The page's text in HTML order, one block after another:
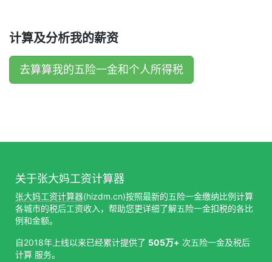
计算及分析我的薪资
去算算我的五险一金和个人所得税
关于张大妈工资计算器
张大妈工资计算器(hizdm.cn)按照最新的五险一金缴纳比例计算
各城市的税后工资收入，帮助您更详细了解五险一金扣税的各比
例和金额。
自2018年上线以来已经累计提供了 505万+ 次五险一金及税后
计算 服务。